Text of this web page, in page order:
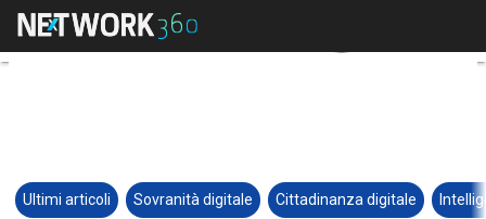
Ultimi articoli Sovranità digitale Cittadinanza digitale